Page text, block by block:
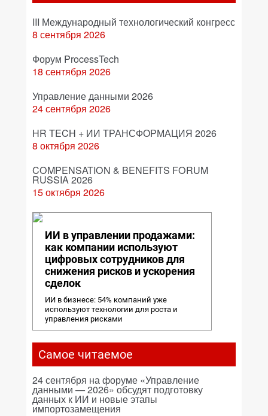
III Международный технологический конгресс
8 сентября 2026
Форум ProcessTech
18 сентября 2026
Управление данными 2026
24 сентября 2026
HR TECH + ИИ ТРАНСФОРМАЦИЯ 2026
8 октября 2026
COMPENSATION & BENEFITS FORUM
RUSSIA 2026
15 октября 2026
ИИ в управлении продажами:
как компании используют
цифровых сотрудников для
снижения рисков и ускорения
сделок
ИИ в бизнесе: 54% компаний уже
используют технологии для роста и
управления рисками
Самое читаемое
24 сентября на форуме «Управление
данными — 2026» обсудят подготовку
данных к ИИ и новые этапы
импортозамещения